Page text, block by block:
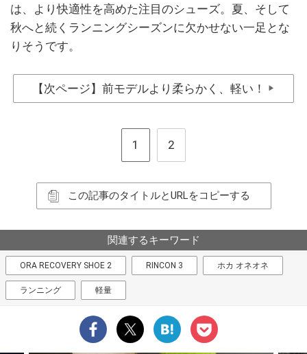
は、より快適性を高めた注目のシューズ。夏、そして
秋へと続くランニングシーズンに欠かせない一足とな
りそうです。
【次ページ】前モデルより柔らかく、軽い！ ▶
1 2
この記事のタイトルとURLをコピーする
関連するキーワード
ORA RECOVERY SHOE 2 RINCON 3 ホカ オネオネ
ランニング 軽量